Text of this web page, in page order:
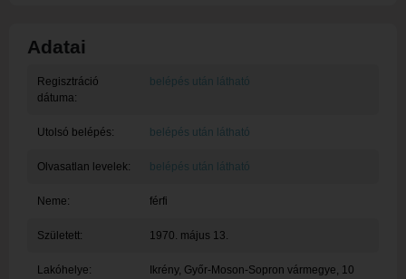
Adatai
Regisztráció
dátuma:
belépés után látható
Utolsó belépés: belépés után látható
Olvasatlan levelek: belépés után látható
Neme: férfi
Született: 1970. május 13.
Lakóhelye: Ikrény, Győr-Moson-Sopron vármegye, 10